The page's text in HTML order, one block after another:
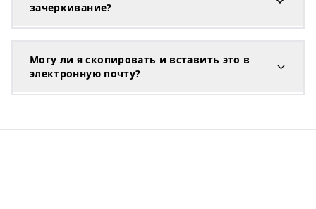
зачеркивание?
Могу ли я скопировать и вставить это в
электронную почту?